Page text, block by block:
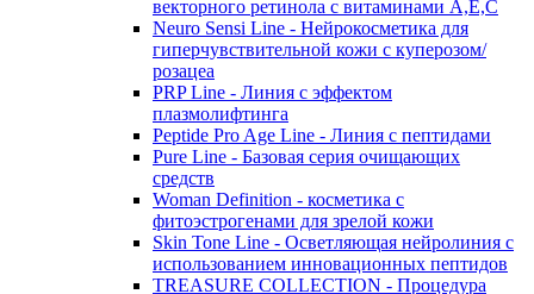
векторного ретинола с витаминами A,Е,С
Neuro Sensi Line - Нейрокосметика для
гиперчувствительной кожи с куперозом/
розацеа
PRP Line - Линия с эффектом
плазмолифтинга
Peptide Pro Age Line - Линия с пептидами
Pure Line - Базовая серия очищающих
средств
Woman Definition - косметика с
фитоэстрогенами для зрелой кожи
Skin Tone Line - Осветляющая нейролиния с
использованием инновационных пептидов
TREASURE COLLECTION - Процедура